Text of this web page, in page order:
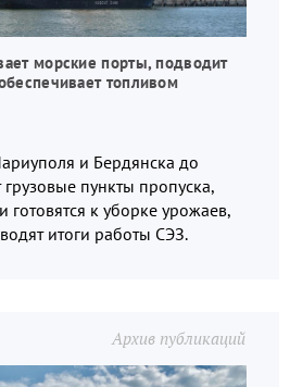
морские порты, подводит
топливом
и Бердянска до
пункты пропуска,
готовятся к уборке урожаев,
итоги работы СЭЗ.
Архив публикаций